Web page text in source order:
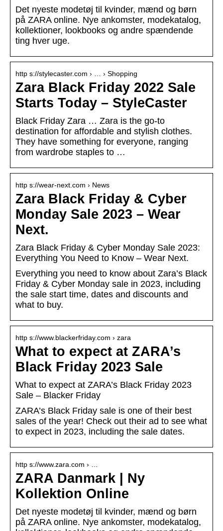
Det nyeste modetøj til kvinder, mænd og børn
på ZARA online. Nye ankomster, modekatalog,
kollektioner, lookbooks og andre spændende
ting hver uge.
http s://stylecaster.com › … › Shopping
Zara Black Friday 2022 Sale
Starts Today – StyleCaster
Black Friday Zara … Zara is the go-to
destination for affordable and stylish clothes.
They have something for everyone, ranging
from wardrobe staples to …
http s://wear-next.com › News
Zara Black Friday & Cyber
Monday Sale 2023 – Wear
Next.
Zara Black Friday & Cyber Monday Sale 2023:
Everything You Need to Know – Wear Next.
Everything you need to know about Zara’s Black
Friday & Cyber Monday sale in 2023, including
the sale start time, dates and discounts and
what to buy.
http s://www.blackerfriday.com › zara
What to expect at ZARA’s
Black Friday 2023 Sale
What to expect at ZARA’s Black Friday 2023
Sale – Blacker Friday
ZARA’s Black Friday sale is one of their best
sales of the year! Check out their ad to see what
to expect in 2023, including the sale dates.
http s://www.zara.com › …
ZARA Danmark | Ny
Kollektion Online
Det nyeste modetøj til kvinder, mænd og børn
på ZARA online. Nye ankomster, modekatalog,